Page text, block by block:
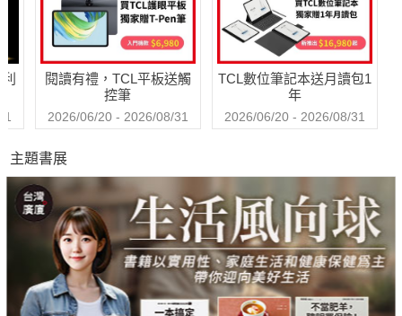
閱讀有禮，TCL平板送觸
控筆
2026/06/20 - 2026/08/31
TCL數位筆記本送月讀包1
年
2026/06/20 - 2026/08/31
主題書展